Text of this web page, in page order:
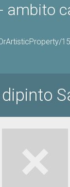
ambito
dipinto